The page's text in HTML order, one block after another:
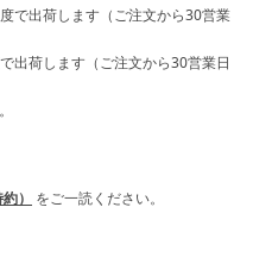
で出荷します（ご注文から30営業
出荷します（ご注文から30営業日
） をご一読ください。